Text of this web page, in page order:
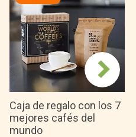
Caja de regalo con los 7
mejores cafés del
mundo